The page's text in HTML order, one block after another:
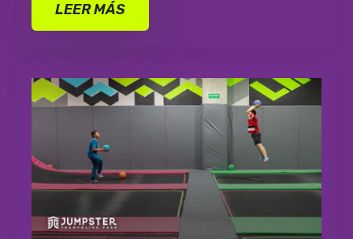
LEER MÁS